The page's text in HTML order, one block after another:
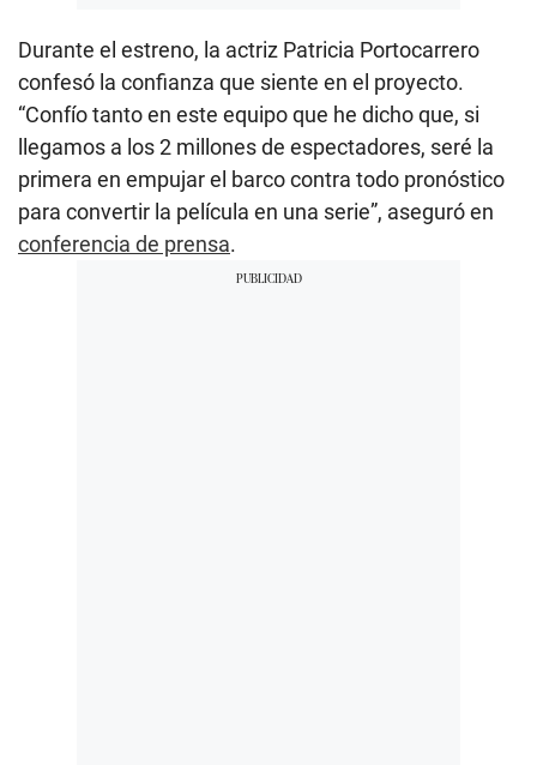
Durante el estreno, la actriz Patricia Portocarrero
confesó la confianza que siente en el proyecto.
“Confío tanto en este equipo que he dicho que, si
llegamos a los 2 millones de espectadores, seré la
primera en empujar el barco contra todo pronóstico
para convertir la película en una serie”, aseguró en
conferencia de prensa.